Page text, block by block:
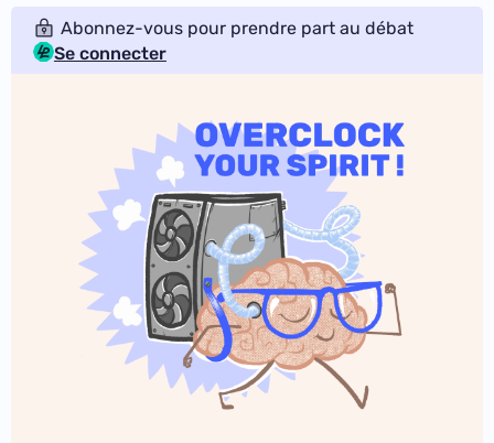
Abonnez-vous pour prendre part au débat
Se connecter